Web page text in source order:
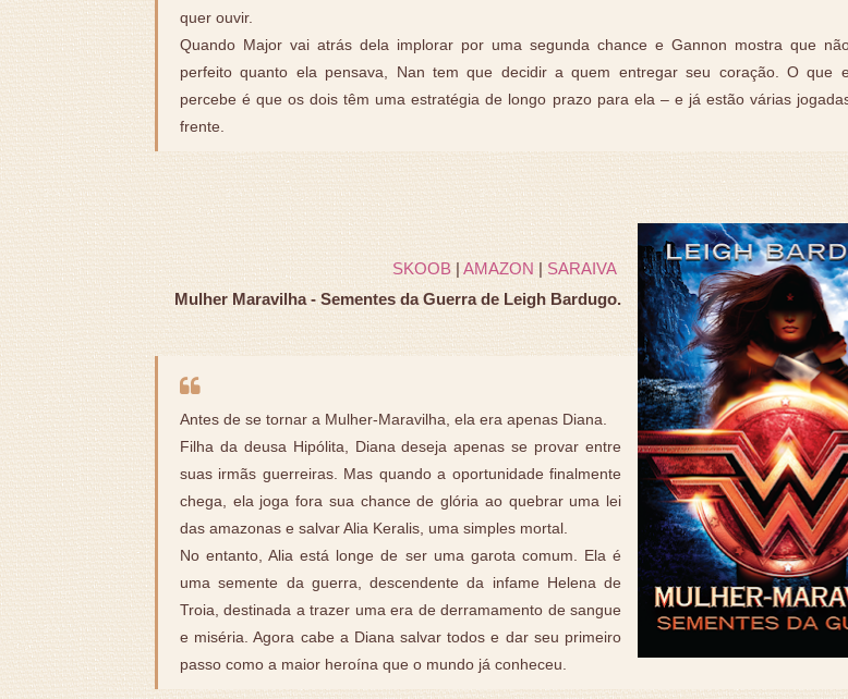
quer ouvir.
Quando Major vai atrás dela implorar por uma segunda chance e Gannon mostra que
perfeito quanto ela pensava, Nan tem que decidir a quem entregar seu coração. O que
percebe é que os dois têm uma estratégia de longo prazo para ela – e já estão várias
frente.
SKOOB| AMAZON| SARAIVA
Mulher Maravilha - Sementes da Guerra de Leigh Bardugo.
Antes de se tornar a Mulher-Maravilha, ela era apenas Diana.
Filha da deusa Hipólita, Diana deseja apenas se provar entre
suas irmãs guerreiras. Mas quando a oportunidade finalmente
chega, ela joga fora sua chance de glória ao quebrar uma lei
das amazonas e salvar Alia Keralis, uma simples mortal.
No entanto, Alia está longe de ser uma garota comum. Ela é
uma semente da guerra, descendente da infame Helena de
Troia, destinada a trazer uma era de derramamento de sangue
e miséria. Agora cabe a Diana salvar todos e dar seu primeiro
passo como a maior heroína que o mundo já conheceu.